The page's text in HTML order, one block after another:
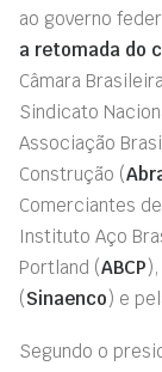
ao governo
a retomada do
Câmara
Sindicato
Associação
Construção (
Comerciantes
Instituto Aço
Portland (ABCP
(Sinaenco) e
Segundo o